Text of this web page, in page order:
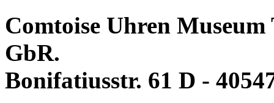
Comtoise Uhren
GbR.
Bonifatiusstr. 61 D -